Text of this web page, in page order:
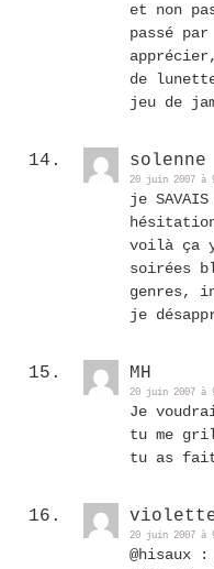
et non
passé
de
jeu de
solenne
20 juin 2007 à
je
voilà ça
soirées
genres,
je
MH
20 juin 2007 à
Je
tu me
tu as
20 juin 2007 à
@hisaux